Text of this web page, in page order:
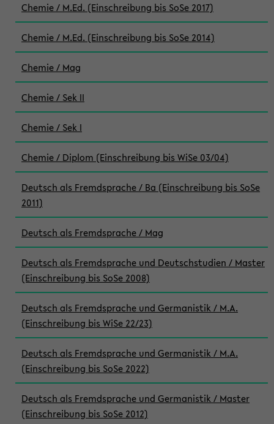
Chemie / M.Ed. (Einschreibung bis SoSe 2017)
Chemie / M.Ed. (Einschreibung bis SoSe 2014)
Chemie / Mag
Chemie / Sek II
Chemie / Sek I
Chemie / Diplom (Einschreibung bis WiSe 03/04)
Deutsch als Fremdsprache / Ba (Einschreibung bis SoSe
2011)
Deutsch als Fremdsprache / Mag
Deutsch als Fremdsprache und Deutschstudien / Master
(Einschreibung bis SoSe 2008)
Deutsch als Fremdsprache und Germanistik / M.A.
(Einschreibung bis WiSe 22/23)
Deutsch als Fremdsprache und Germanistik / M.A.
(Einschreibung bis SoSe 2022)
Deutsch als Fremdsprache und Germanistik / Master
(Einschreibung bis SoSe 2012)